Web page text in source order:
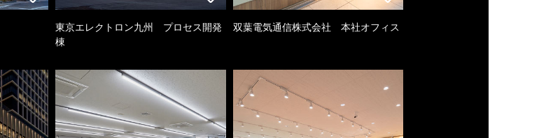
東京エレクトロン九州 プロセス開発
棟
双葉電気通信株式会社 本社オフィス